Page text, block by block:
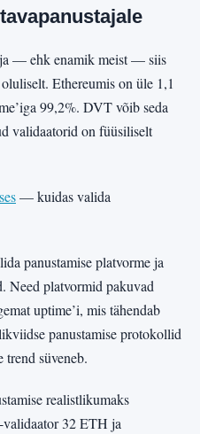
— ehk enamik meist — siis
Ethereumis on üle 1,1
99,2%. DVT võib seda
validaatorid on füüsiliselt
— kuidas valida
panustamise platvorme ja
Need platvormid pakuvad
uptime’i, mis tähendab
panustamise protokollid
süveneb.
realistlikumaks
validaator 32 ETH ja